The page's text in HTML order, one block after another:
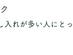
れが多い人にとっ